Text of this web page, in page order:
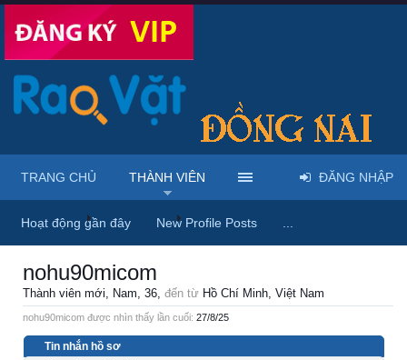
Trang chủ Thành viên nohu90micom
nohu90micom
Thành viên mới, Nam, 36, đến từ Hồ Chí Minh, Việt Nam
nohu90micom được nhìn thấy lần cuối: 27/8/25
Tin nhắn hồ sơ
TRANG CHỦ THÀNH VIÊN
Hoạt động gần đây New Profile Posts
ĐĂNG NHẬP